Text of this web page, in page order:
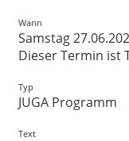
Wann
Samstag
Dieser Termin ist
Typ
JUGA Programm
Text